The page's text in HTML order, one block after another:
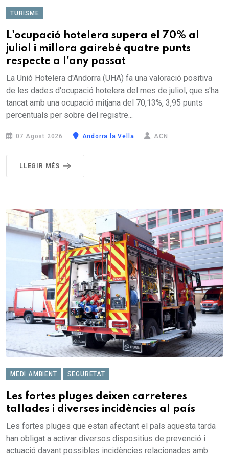
TURISME
L'ocupació hotelera supera el 70% al
juliol i millora gairebé quatre punts
respecte a l'any passat
La Unió Hotelera d'Andorra (UHA) fa una valoració positiva
de les dades d'ocupació hotelera del mes de juliol, que s'ha
tancat amb una ocupació mitjana del 70,13%, 3,95 punts
percentuals per sobre del registre...
07 Agost 2026 Andorra la Vella ACN
LLEGIR MÉS
MEDI AMBIENT SEGURETAT
Les fortes pluges deixen carreteres
tallades i diverses incidències al país
Les fortes pluges que estan afectant el país aquesta tarda
han obligat a activar diversos dispositius de prevenció i
actuació davant possibles incidències relacionades amb